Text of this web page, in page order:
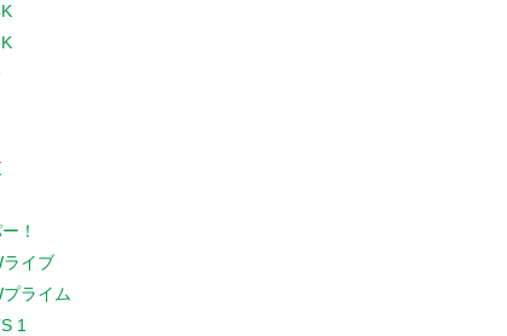
！
イブ
ライム
1